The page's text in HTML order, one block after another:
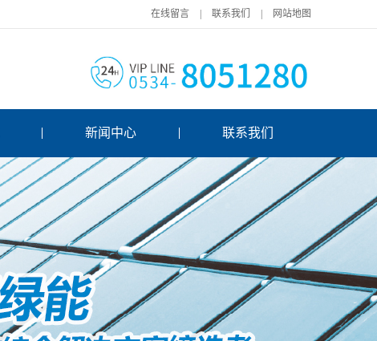
在线留言 联系我们 网站地图
新闻中心 联系我们